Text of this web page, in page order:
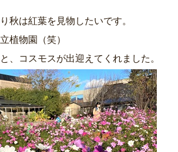
秋は紅葉を見物したいです。
植物園（笑）
、コスモスが出迎えてくれました。